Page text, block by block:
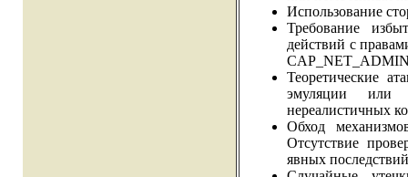
Использование
Требование
действий с
Теоретические
эмуляции или
нереалистичных
Обход
Отсутствие
явных